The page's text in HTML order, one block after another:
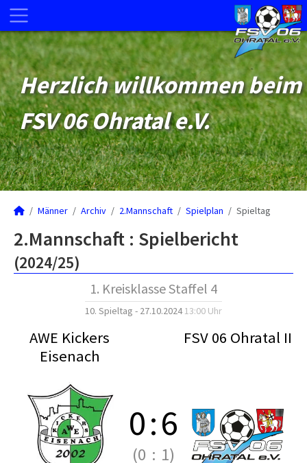
Herzlich willkommen beim
FSV 06 Ohratal e.V.
Männer Archiv 2.Mannschaft Spielplan Spieltag
2.Mannschaft : Spielbericht
(2024/25)
1. Kreisklasse Staffel 4
10. Spieltag - 27.10.202413:00 Uhr
AWE Kickers
Eisenach
FSV 06 Ohratal II
0:6
(0 : 1)